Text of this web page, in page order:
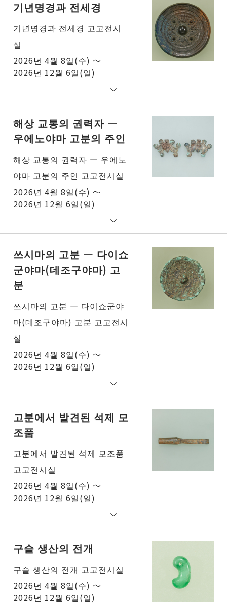
기년명경과 전세경
기년명경과 전세경 고고전시
실
2026년 4월 8일(수) ～
2026년 12월 6일(일)
해상 교통의 권력자 ―
우에노야마 고분의 주인
해상 교통의 권력자 ― 우에노
야마 고분의 주인 고고전시실
2026년 4월 8일(수) ～
2026년 12월 6일(일)
쓰시마의 고분 ― 다이쇼
군야마(데조구야마) 고
분
쓰시마의 고분 ― 다이쇼군야
마(데조구야마) 고분 고고전시
실
2026년 4월 8일(수) ～
2026년 12월 6일(일)
고분에서 발견된 석제 모
조품
고분에서 발견된 석제 모조품
고고전시실
2026년 4월 8일(수) ～
2026년 12월 6일(일)
구슬 생산의 전개
구슬 생산의 전개 고고전시실
2026년 4월 8일(수) ～
2026년 12월 6일(일)